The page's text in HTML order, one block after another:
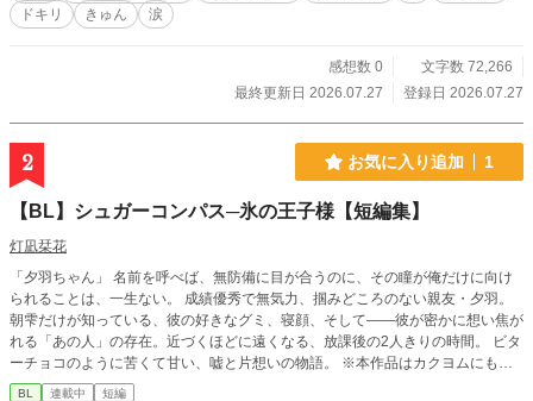
ドキリ
きゅん 涙
感想数 0
文字数 72,266
最終更新日 2026.07.27
登録日 2026.07.27
2 お気に入り追加 1
【BL】シュガーコンパス─氷の王子様【短編集】
灯凪栞花
「夕羽ちゃん」 名前を呼べば、無防備に目が合うのに、その瞳が俺だけに向け
られることは、一生ない。 成績優秀で無気力、掴みどころのない親友・夕羽。
朝雫だけが知っている、彼の好きなグミ、寝顔、そして――彼が密かに想い焦が
れる「あの人」の存在。近づくほどに遠くなる、放課後の2人きりの時間。 ビタ
ーチョコのように苦くて甘い、嘘と片想いの物語。 ※本作品はカクヨムにも掲
載しています
BL 連載中 短編